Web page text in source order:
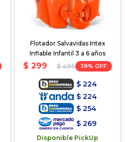
Flotador Salvavidas Intex
Inflable Infantil 3 a 6 años
$ 299 $ 495 39
$ 224
$ 224
$ 254
$ 269
Disponible PickUp